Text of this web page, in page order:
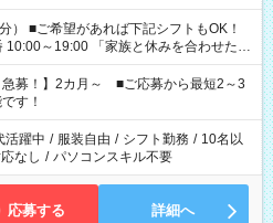
OK！
家族と休みを合わせた
飯の準備がしたい」 「できれば残業はし
えてくださいね。 ※Wワーク希望
希望する勤務時間と、もう1つのお仕事
40時間を超える場合は応募できません。
急募！】2カ月～ ■ご応募から最短2～3
す！
活躍中 / 服装自由 / シフト勤務 / 10名以
なし / パソコンスキル不要
応募する 詳細へ